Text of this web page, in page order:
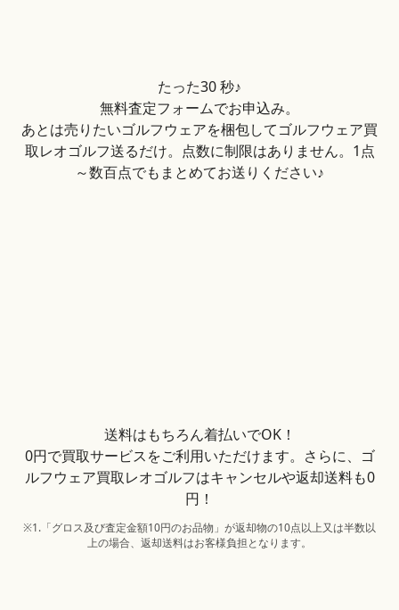
たった30 秒♪
無料査定フォームでお申込み。
あとは売りたいゴルフウェアを梱包してゴルフウェア買
取レオゴルフ送るだけ。点数に制限はありません。1点
～数百点でもまとめてお送りください♪
送料はもちろん着払いでOK！
0円で買取サービスをご利用いただけます。さらに、ゴ
ルフウェア買取レオゴルフはキャンセルや返却送料も0
円！
※1.「グロス及び査定金額10円のお品物」が返却物の10点以上又は半数以
上の場合、返却送料はお客様負担となります。